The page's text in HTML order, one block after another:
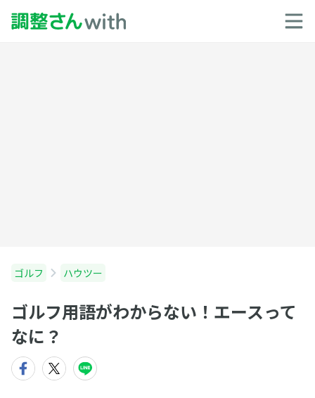
ゴルフ ハウツー
ゴルフ用語がわからない！エースって
なに？